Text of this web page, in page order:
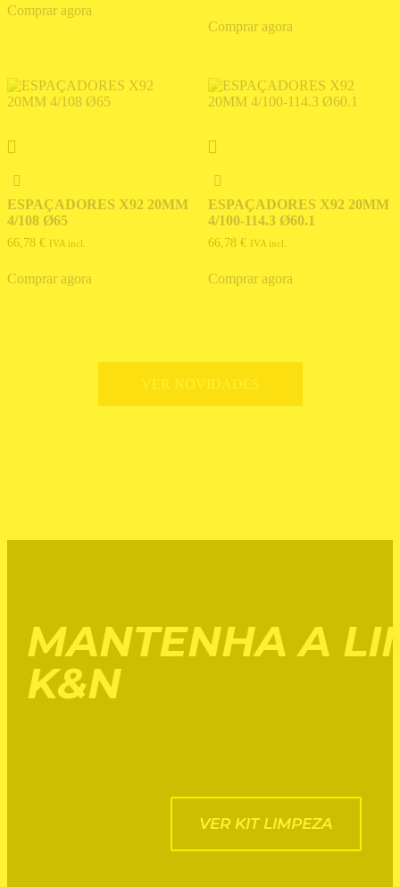
Comprar agora
Comprar agora
ESPAÇADORES X92 20MM
4/108 Ø65
66,78 € IVA incl.
Comprar agora
ESPAÇADORES X92 20MM
4/100-114.3 Ø60.1
66,78 € IVA incl.
Comprar agora
VER NOVIDADES
MANTENHA A
K&N
VER KIT LIMPEZA